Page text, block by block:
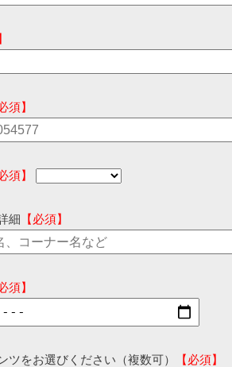
須】
須】
細 【必須】
須】
ツをお選びください（複数可）
【必須】